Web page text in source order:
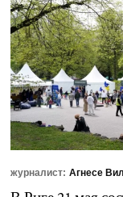
журналист: Агнесе